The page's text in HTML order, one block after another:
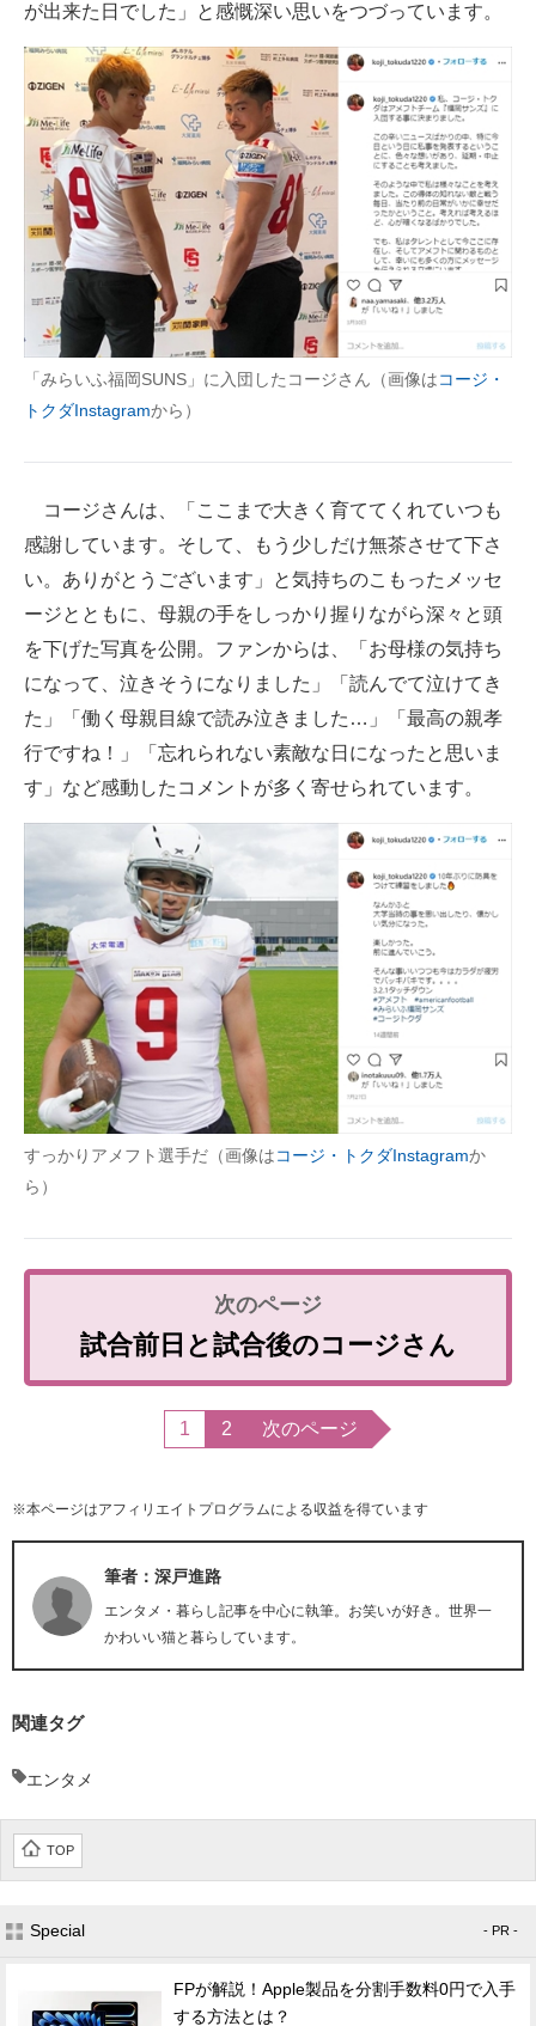
が出来た日でした」と感慨深い思いをつづっています。
「みらいふ福岡SUNS」に入団したコージさん（画像はコージ・
トクダInstagramから）
コージさんは、「ここまで大きく育ててくれていつも
感謝しています。そして、もう少しだけ無茶させて下さ
い。ありがとうございます」と気持ちのこもったメッセ
ージとともに、母親の手をしっかり握りながら深々と頭
を下げた写真を公開。ファンからは、「お母様の気持ち
になって、泣きそうになりました」「読んでて泣けてき
た」「働く母親目線で読み泣きました…」「最高の親孝
行ですね！」「忘れられない素敵な日になったと思いま
す」など感動したコメントが多く寄せられています。
すっかりアメフト選手だ（画像はコージ・トクダInstagramか
ら）
試合前日と試合後のコージさん
1 2 次のページ
※本ページはアフィリエイトプログラムによる収益を得ています
筆者：深戸進路
エンタメ・暮らし記事を中心に執筆。お笑いが好き。世界一
かわいい猫と暮らしています。
関連タグ
エンタメ
TOP
Special - PR -
FPが解説！Apple製品を分割手数料0円で入手
する方法とは？